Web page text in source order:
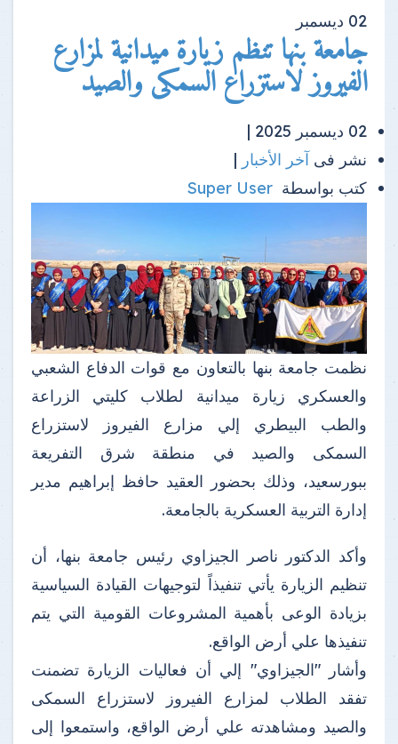
02 ديسمبر
جامعة بنها تنظم زيارة ميدانية لمزارع
الفيروز لاستزراع السمكى والصيد
02 ديسمبر 2025 |
نشر فى آخر الأخبار |
كتب بواسطة Super User
نظمت جامعة بنها بالتعاون مع قوات الدفاع الشعبي
والعسكري زيارة ميدانية لطلاب كليتي الزراعة
والطب البيطري إلي مزارع الفيروز لاستزراع
السمكى والصيد في منطقة شرق التفريعة
ببورسعيد، وذلك بحضور العقيد حافظ إبراهيم مدير
إدارة التربية العسكرية بالجامعة.
وأكد الدكتور ناصر الجيزاوي رئيس جامعة بنها، أن
تنظيم الزيارة يأتي تنفيذاً لتوجيهات القيادة السياسية
بزيادة الوعى بأهمية المشروعات القومية التي يتم
تنفيذها علي أرض الواقع.
وأشار "الجيزاوي" إلي أن فعاليات الزيارة تضمنت
تفقد الطلاب لمزارع الفيروز لاستزراع السمكى
والصيد ومشاهدته علي أرض الواقع، واستمعوا إلى